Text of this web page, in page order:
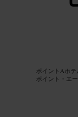
ポイントAホテ
ポイント・エ